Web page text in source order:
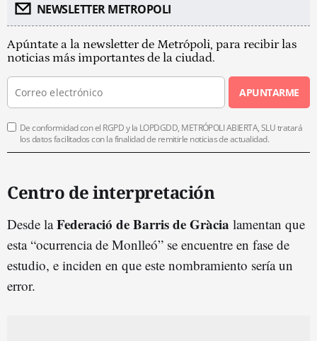
NEWSLETTER METROPOLI
Apúntate a la newsletter de Metrópoli, para recibir las
noticias más importantes de la ciudad.
APUNTARME
De conformidad con el RGPD y la LOPDGDD, METRÓPOLI ABIERTA, SLU tratará
los datos facilitados con la finalidad de remitirle noticias de actualidad.
Centro de interpretación
Desde laFederació de Barris de Gràcia lamentan que
esta “ocurrencia de Monlleó” se encuentre en fase de
estudio, e inciden en que este nombramiento sería un
error.